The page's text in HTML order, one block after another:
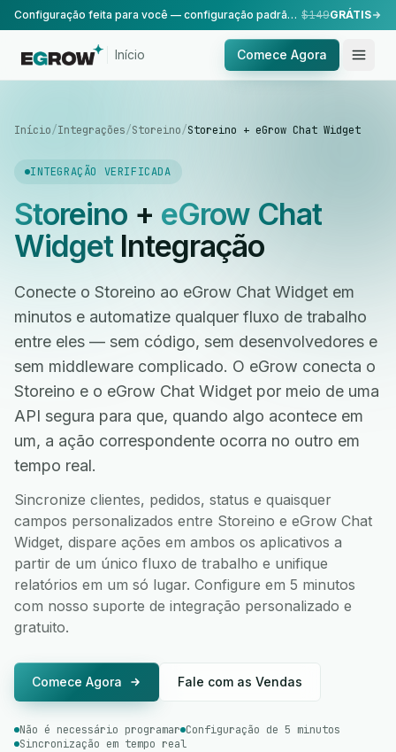
Configuração feita para você — configuração padrão, realizada pela nossa equipe. $149GRÁTIS
Início Comece Agora
Início/Integrações/Storeino/Storeino + eGrow Chat Widget
INTEGRAÇÃO VERIFICADA
Storeino+ eGrow Chat
WidgetIntegração
Conecte o Storeino ao eGrow Chat Widget em
minutos e automatize qualquer fluxo de trabalho
entre eles — sem código, sem desenvolvedores e
sem middleware complicado. O eGrow conecta o
Storeino e o eGrow Chat Widget por meio de uma
API segura para que, quando algo acontece em
um, a ação correspondente ocorra no outro em
tempo real.
Sincronize clientes, pedidos, status e quaisquer
campos personalizados entre Storeino e eGrow Chat
Widget, dispare ações em ambos os aplicativos a
partir de um único fluxo de trabalho e unifique
relatórios em um só lugar. Configure em 5 minutos
com nosso suporte de integração personalizado e
gratuito.
Comece Agora Fale com as Vendas
Não é necessário programar Configuração de 5 minutos
Sincronização em tempo real